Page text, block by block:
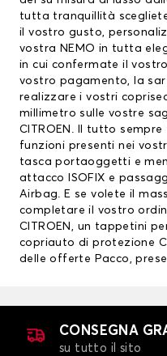
tutta tranquillità
il vostro gusto,
vostra NEMO in tutta
in cui confermate il
vostro pagamento, la
realizzare i vostri
millimetro sulle vostre
CITROEN. Il tutto
funzioni presenti nei
tasca portaoggetti e
attacco ISOFIX e
Airbag. E se volete il
completare il vostro
CITROEN , un tappetini
copriauto di protezione
delle offerte Pacco,
CONSEGNA
su tutto il sito